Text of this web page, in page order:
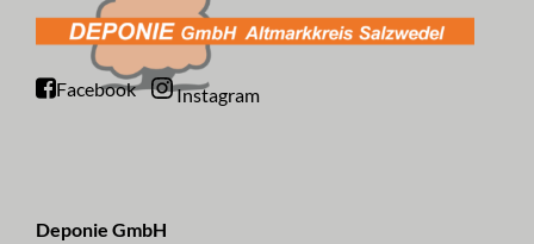
Facebook Instagram
Deponie GmbH